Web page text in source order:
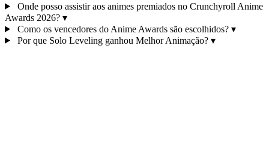
Onde posso assistir aos animes premiados no Crunchyroll Anime
Awards 2026? ▾
Como os vencedores do Anime Awards são escolhidos? ▾
Por que Solo Leveling ganhou Melhor Animação? ▾